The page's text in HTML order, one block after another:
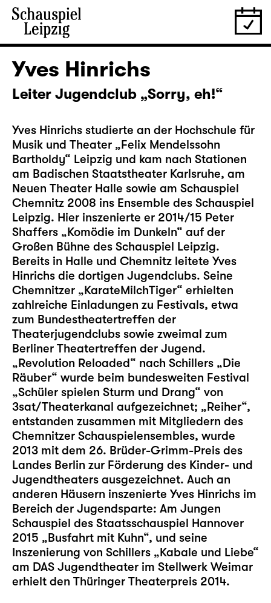
Yves Hinrichs
Leiter Jugendclub „Sorry, eh!“
Yves Hinrichs studierte an der Hochschule für
Musik und Theater „Felix Mendelssohn
Bartholdy“ Leipzig und kam nach Stationen
am Badischen Staatstheater Karlsruhe, am
Neuen Theater Halle sowie am Schauspiel
Chemnitz 2008 ins Ensemble des Schauspiel
Leipzig. Hier inszenierte er 2014/15 Peter
Shaffers „Komödie im Dunkeln“ auf der
Großen Bühne des Schauspiel Leipzig.
Bereits in Halle und Chemnitz leitete Yves
Hinrichs die dortigen Jugendclubs. Seine
Chemnitzer „KarateMilchTiger“ erhielten
zahlreiche Einladungen zu Festivals, etwa
zum Bundestheatertreffen der
Theaterjugendclubs sowie zweimal zum
Berliner Theatertreffen der Jugend.
„Revolution Reloaded“ nach Schillers „Die
Räuber“ wurde beim bundesweiten Festival
„Schüler spielen Sturm und Drang“ von
3sat/Theaterkanal aufgezeichnet; „Reiher“,
entstanden zusammen mit Mitgliedern des
Chemnitzer Schauspielensembles, wurde
2013 mit dem 26. Brüder-Grimm-Preis des
Landes Berlin zur Förderung des Kinder- und
Jugendtheaters ausgezeichnet. Auch an
anderen Häusern inszenierte Yves Hinrichs im
Bereich der Jugendsparte: Am Jungen
Schauspiel des Staatsschauspiel Hannover
2015 „Busfahrt mit Kuhn“, und seine
Inszenierung von Schillers „Kabale und Liebe“
am DAS Jugendtheater im Stellwerk Weimar
erhielt den Thüringer Theaterpreis 2014.